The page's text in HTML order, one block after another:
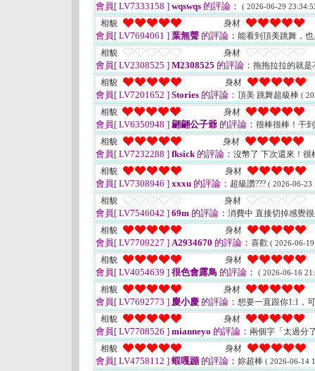
會員[ LV7333158 ] wqswqs 的評論： ( 2026-06-29
相貌 身材
會員[ LV7694061 ] 葉無聲 的評論： 能看到頂美跳舞，
相貌
身材
會員[ LV2308525 ] M2308525 的評論： 拖拖拉拉的就
相貌
身材
會員[ LV7201652 ] Stories 的評論： 頂美 跳舞超級棒 (
相貌 身材
會員[ LV6350948 ] 翩翩公子爺 的評論： 很棒很棒！干
相貌
身材
會員[ LV7232288 ] fksick的評論： 沒幣了 下次還來！
相貌
身材
會員[ LV7308946 ] xxxu 的評論： 超級讚??? ( 2026-06-23
相貌 身材
會員[ LV7546042 ] 69m 的評論： 消費中 直接切掉感覺
相貌
身材
會員[ LV7709227 ] A2934670 的評論： 喜歡 ( 2026-06-
相貌 身材
會員[ LV4054639 ] 很色會露鳥 的評論： ( 2026-06-16
相貌 身材
會員[ LV7692773 ] 慶小慶 的評論： 想要一直跟你1:1，
相貌
身材
會員[ LV7708526 ] mianneyo 的評論： 兩個字「太過分
相貌
身材
會員[ LV4758112 ] 蝦嘎蹦 的評論： 妳超棒 ( 2026-06-14